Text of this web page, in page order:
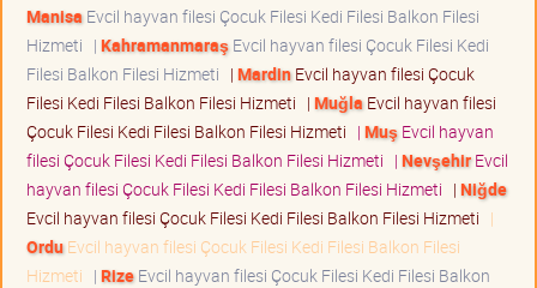
Manisa Evcil hayvan filesi Çocuk Filesi Kedi Filesi Balkon Filesi
Hizmeti | Kahramanmaraş Evcil hayvan filesi Çocuk Filesi Kedi
Filesi Balkon Filesi Hizmeti | MardinEvcil hayvan filesi Çocuk
Filesi Kedi Filesi Balkon Filesi Hizmeti | Muğla Evcil hayvan filesi
Çocuk Filesi Kedi Filesi Balkon Filesi Hizmeti | Muş Evcil hayvan
filesi Çocuk Filesi Kedi Filesi Balkon Filesi Hizmeti | NevşehirEvcil
hayvan filesi Çocuk Filesi Kedi Filesi Balkon Filesi Hizmeti | Niğde
Evcil hayvan filesi Çocuk Filesi Kedi Filesi Balkon Filesi Hizmeti |
OrduEvcil hayvan filesi Çocuk Filesi Kedi Filesi Balkon Filesi
Hizmeti | RizeEvcil hayvan filesi Çocuk Filesi Kedi Filesi Balkon